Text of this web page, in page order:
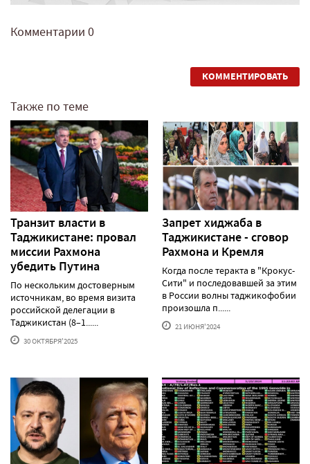
Комментарии 0
КОММЕНТИРОВАТЬ
Также по теме
Транзит власти в
Таджикистане: провал
миссии Рахмона
убедить Путина
По нескольким достоверным
источникам, во время визита
российской делегации в
Таджикистан (8–1......
30 ОКТЯБРЯ'2025
Запрет хиджаба в
Таджикистане - сговор
Рахмона и Кремля
Когда после теракта в "Крокус-
Сити" и последовавшей за этим
в России волны таджикофобии
произошла п......
21 ИЮНЯ'2024